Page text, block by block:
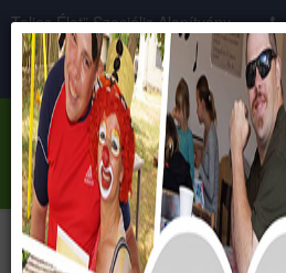
Teljes Élet” Szociális Alapítvány
Közhasznú szervezet